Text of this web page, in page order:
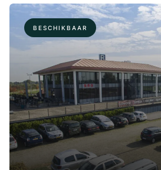
BESCHIKBAAR